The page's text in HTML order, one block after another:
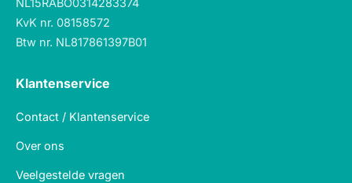
NL15RABO0314283374
KvK nr. 08158572
Btw nr. NL817861397B01
Klantenservice
Contact / Klantenservice
Over ons
Veelgestelde vragen